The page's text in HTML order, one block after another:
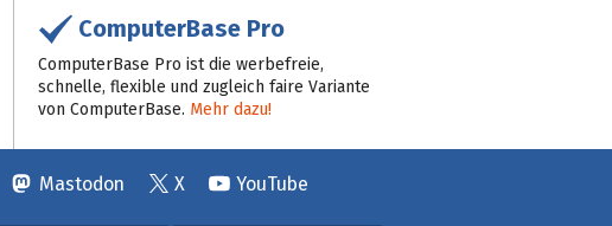
ComputerBase Pro
ComputerBase Pro ist die werbefreie,
schnelle, flexible und zugleich faire Variante
von ComputerBase. Mehr dazu!
Mastodon X YouTube